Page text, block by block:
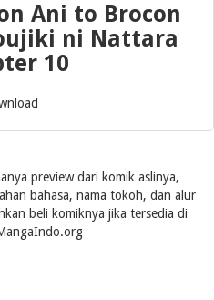
Ani to Brocon
ni Nattara
10
preview dari komik aslinya,
bahasa, nama tokoh, dan alur
beli komiknya jika tersedia di